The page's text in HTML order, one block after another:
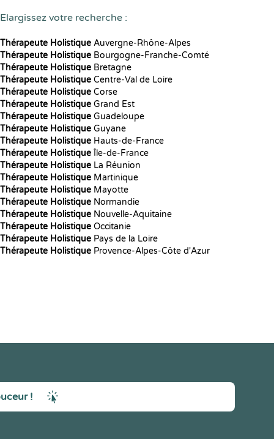
Elargissez votre recherche :
Thérapeute Holistique Auvergne-Rhône-Alpes
Thérapeute Holistique Bourgogne-Franche-Comté
Thérapeute Holistique Bretagne
Thérapeute Holistique Centre-Val de Loire
Thérapeute Holistique Corse
Thérapeute Holistique Grand Est
Thérapeute Holistique Guadeloupe
Thérapeute Holistique Guyane
Thérapeute Holistique Hauts-de-France
Thérapeute Holistique Île-de-France
Thérapeute Holistique La Réunion
Thérapeute Holistique Martinique
Thérapeute Holistique Mayotte
Thérapeute Holistique Normandie
Thérapeute Holistique Nouvelle-Aquitaine
Thérapeute Holistique Occitanie
Thérapeute Holistique Pays de la Loire
Thérapeute Holistique Provence-Alpes-Côte d'Azur
!